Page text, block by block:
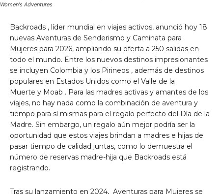
Women's Adventures
Backroads , líder mundial en viajes activos, anunció hoy 18
nuevas Aventuras de Senderismo y Caminata para
Mujeres para 2026, ampliando su oferta a 250 salidas en
todo el mundo. Entre los nuevos destinos impresionantes
se incluyen Colombia y los Pirineos , además de destinos
populares en Estados Unidos como el Valle de la
Muerte y Moab . Para las madres activas y amantes de los
viajes, no hay nada como la combinación de aventura y
tiempo para sí mismas para el regalo perfecto del Día de la
Madre. Sin embargo, un regalo aún mejor podría ser la
oportunidad que estos viajes brindan a madres e hijas de
pasar tiempo de calidad juntas, como lo demuestra el
número de reservas madre-hija que Backroads está
registrando.
Tras su lanzamiento en 2024, Aventuras para Mujeres se